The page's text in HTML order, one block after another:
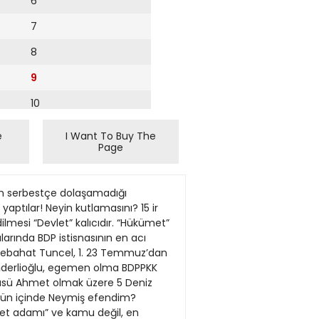
7
8
9
10
14
15
16
17
18
I Want To Buy The
Page
önünde eylemlerini sürdürüyor. (AFP) Dış Haberler Servisi Polisin geçen hafta 34 madenciyi öldürdüğü Güney Afrika’da, işverenin grevi sürdüren binlerce madenciye işbaşı yapmaları için verdiği süre dün doldu. Dünyanın üçüncü büyük platin işletmecisi olan Lonmin, polisin, greve katılmayan çalışanların işbaşı yapması için gereken ortamı sağladığını ve güvenle işe dönebileceklerini söylemişti. İşe dönmeyenlerin atılacağını kaydeden ve işçilerin yüzde 17 25’inin işe döndüğünü ileri süren Lonmin şirketinden yapılan açıklamada, maaşların artması talebiyle başlatılan üç bin kişinin katıldığı grevin yasadışı olduğu belirtildi. Lonmin kadrosundaki 25 bin işçi ile taşeron şirkete bağlı çalışan 10 bin madenci, olaylar nedeniyle madene inemiyordu. Halen 45 bin rand (484605 ABD Doları) maaş alan madenciler, bunun 12.500 randa (1.512 dolara) çıkarılmasını istiyor. İşverenin tutumunu öfkeyle karşılayan madenciler bu gelişmeyi “ölen meslektaşlarına hakaret” olarak değerlendirdi. Cumhurbaşkanı Jacob Zuma önceki gün 78 kişinin yaralandığı, 250 kişinin de gözaltına alındığı olaylar nedeniyle bir hafta ulusal yas ilan etmişti. Kore Yarımadası’nda yine gerilim Dış Haberler Servisi Güney Kore ve ABD dün ortak askeri tatbikat başlattı. Yıllık askeri tatbikat, Kuzey Kore tarafından “savaş işareti” olarak nitelendirildi. İki hafta sürecek tatbikata ABD, Güney Kore ve Birleşmiş Milletler tarafından bölgede konuşlandırılan Avustralya, İngiltere, Kanada, Yeni Zellanda, Danimarka, Norveç, Fransa’dan 80 binden fazla askerin katıldığı bildirildi. İsveç ve İsviçreli gözlemciler de tatbikatı izliyor. Tatbikat, ABD askerlerinin “savaş hali komuta kontrolü” altındaki son tatbikat. 1953’de fiilen sona eren iki Kore arasında savaş hali hâlâ sürüyor. Ancak komuta kontrolü gelecek sene devralacak olan Güney Kore, bundan sonra yapılacak ikili tatbikatları kendisi yönetecek. İstanbul Metrosunda Vefa! Kartal metrosunun” hizmete girişi töreninde, uzun boyundan da büyük kelam etmi